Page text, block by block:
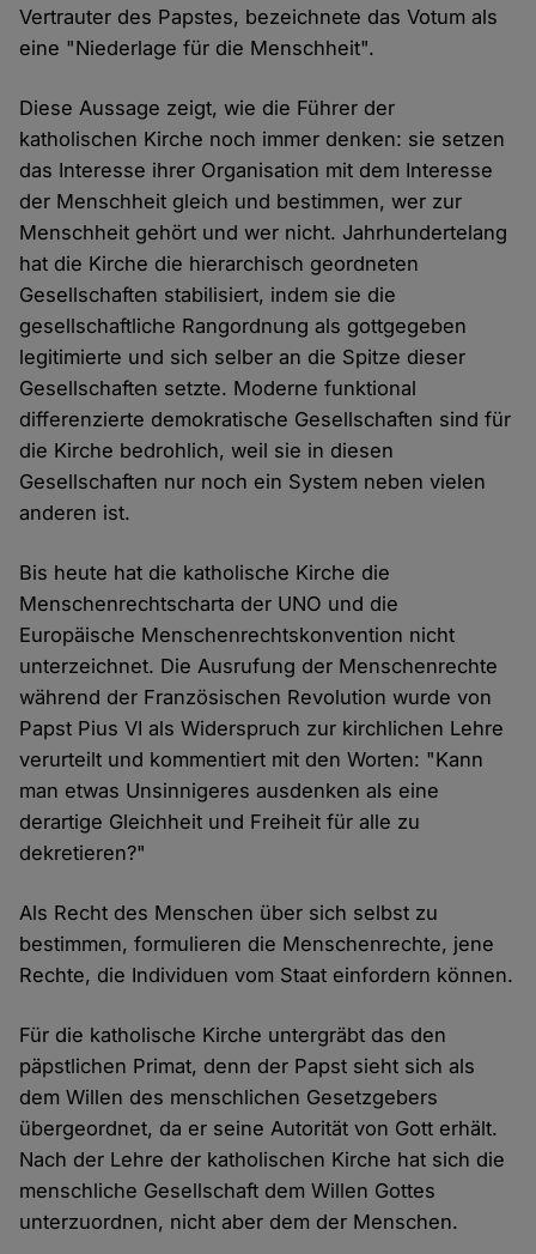
Vertrauter des Papstes, bezeichnete das Votum als
eine "Niederlage für die Menschheit".
Diese Aussage zeigt, wie die Führer der
katholischen Kirche noch immer denken: sie setzen
das Interesse ihrer Organisation mit dem Interesse
der Menschheit gleich und bestimmen, wer zur
Menschheit gehört und wer nicht. Jahrhundertelang
hat die Kirche die hierarchisch geordneten
Gesellschaften stabilisiert, indem sie die
gesellschaftliche Rangordnung als gottgegeben
legitimierte und sich selber an die Spitze dieser
Gesellschaften setzte. Moderne funktional
differenzierte demokratische Gesellschaften sind für
die Kirche bedrohlich, weil sie in diesen
Gesellschaften nur noch ein System neben vielen
anderen ist.
Bis heute hat die katholische Kirche die
Menschenrechtscharta der UNO und die
Europäische Menschenrechtskonvention nicht
unterzeichnet. Die Ausrufung der Menschenrechte
während der Französischen Revolution wurde von
Papst Pius VI als Widerspruch zur kirchlichen Lehre
verurteilt und kommentiert mit den Worten: "Kann
man etwas Unsinnigeres ausdenken als eine
derartige Gleichheit und Freiheit für alle zu
dekretieren?"
Als Recht des Menschen über sich selbst zu
bestimmen, formulieren die Menschenrechte, jene
Rechte, die Individuen vom Staat einfordern können.
Für die katholische Kirche untergräbt das den
päpstlichen Primat, denn der Papst sieht sich als
dem Willen des menschlichen Gesetzgebers
übergeordnet, da er seine Autorität von Gott erhält.
Nach der Lehre der katholischen Kirche hat sich die
menschliche Gesellschaft dem Willen Gottes
unterzuordnen, nicht aber dem der Menschen.